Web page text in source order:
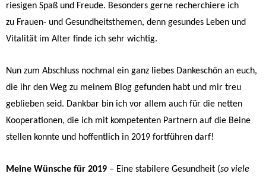
riesigen Spaß und Freude. Besonders gerne recherchiere ich
zu Frauen- und Gesundheitsthemen, denn gesundes Leben und
Vitalität im Alter finde ich sehr wichtig.
Nun zum Abschluss nochmal ein ganz liebes Dankeschön an euch,
die ihr den Weg zu meinem Blog gefunden habt und mir treu
geblieben seid. Dankbar bin ich vor allem auch für die netten
Kooperationen, die ich mit kompetenten Partnern auf die Beine
stellen konnte und hoffentlich in 2019 fortführen darf!
Meine Wünsche für 2019 – Eine stabilere Gesundheit (so viele